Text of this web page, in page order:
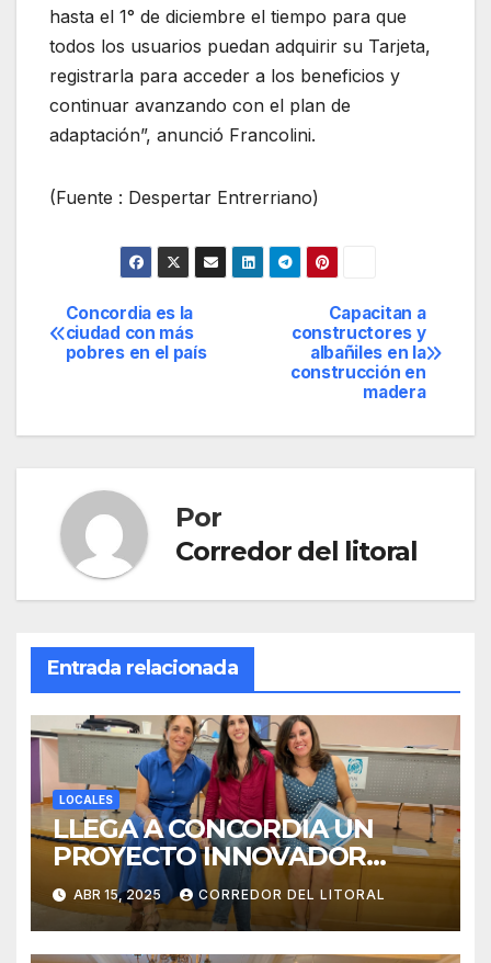
hasta el 1° de diciembre el tiempo para que
todos los usuarios puedan adquirir su Tarjeta,
registrarla para acceder a los beneficios y
continuar avanzando con el plan de
adaptación”, anunció Francolini.
(Fuente : Despertar Entrerriano)
Navegación
de
Capacitan a
constructores y
albañiles en la
construcción en
madera
Concordia es la
ciudad con más
pobres en el país
Por
Corredor del litoral
Entrada relacionada
LOCALES
LLEGA A CONCORDIA UN
PROYECTO INNOVADOR
SOBRE EL DUELO Y LA
CULTURA.
ABR 15, 2025 CORREDOR DEL LITORAL